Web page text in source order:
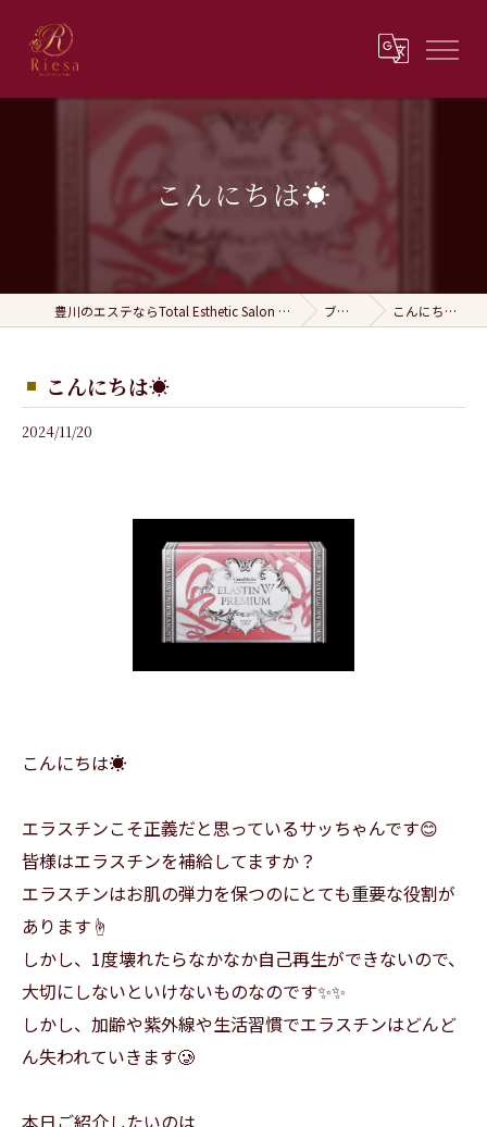
こんにちは☀️
豊川のエステならTotal Esthetic Salon Riesa ブログ こんにちは☀️
こんにちは☀️
2024/11/20
こんにちは☀️
エラスチンこそ正義だと思っているサッちゃんです😊
皆様はエラスチンを補給してますか？
エラスチンはお肌の弾力を保つのにとても重要な役割が
あります☝️
しかし、1度壊れたらなかなか自己再生ができないので、
大切にしないといけないものなのです✨️✨️
しかし、加齢や紫外線や生活習慣でエラスチンはどんど
ん失われていきます🥲
本日ご紹介したいのは